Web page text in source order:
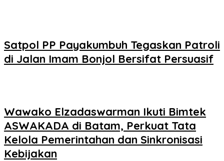
Satpol PP Payakumbuh Tegaskan Patroli
di Jalan Imam Bonjol Bersifat Persuasif
Wawako Elzadaswarman Ikuti Bimtek
ASWAKADA di Batam, Perkuat Tata
Kelola Pemerintahan dan Sinkronisasi
Kebijakan